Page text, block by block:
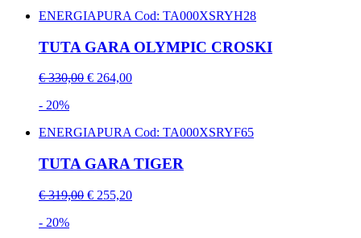
ENERGIAPURA Cod: TA000XSRYH28
TUTA GARA OLYMPIC CROSKI
€ 330,00 € 264,00
- 20%
ENERGIAPURA Cod: TA000XSRYF65
TUTA GARA TIGER
€ 319,00 € 255,20
- 20%